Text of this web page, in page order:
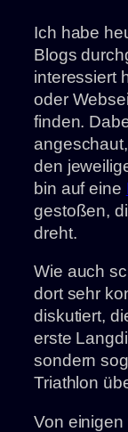
Ich habe
Blogs
interessiert
oder
finden.
den
bin auf eine
gestoßen,
dreht.
Wie auch
dort sehr
diskutiert,
erste
sondern
Triathlon
Von